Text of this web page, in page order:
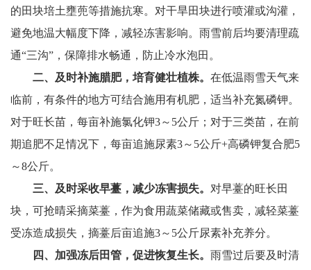
的田块培土壅蔸等措施抗寒。对干旱田块进行喷灌或沟灌，
避免地温大幅度下降，减轻冻害影响。雨雪前后均要清理疏
通“三沟”，保障排水畅通，防止冷水泡田。
二、及时补施腊肥，培育健壮植株。 在低温雨雪天气来
临前，有条件的地方可结合施用有机肥，适当补充氮磷钾。
对于旺长苗，每亩补施氯化钾3～5公斤；对于三类苗，在前
期追肥不足情况下，每亩追施尿素3～5公斤+高磷钾复合肥5
～8公斤。
三、及时采收早薹，减少冻害损失。 对早薹的旺长田
块，可抢晴采摘菜薹，作为食用蔬菜储藏或售卖，减轻菜薹
受冻造成损失，摘薹后亩追施3～5公斤尿素补充养分。
四、加强冻后田管，促进恢复生长。 雨雪过后要及时清